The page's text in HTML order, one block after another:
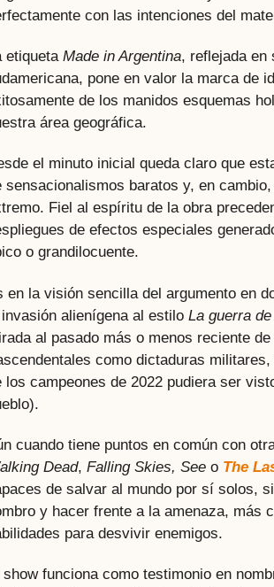
con las intenciones del
etiqueta Made in Argentina, reflejada en
pone en valor la marca de
de los manidos esquemas
área geográfica.
el minuto inicial queda claro que
sensacionalismos baratos y, en
Fiel al espíritu de la obra
de efectos especiales
o grandilocuente.
en la visión sencilla del argumento en
alienígena al estilo La guerra
al pasado más o menos reciente
como dictaduras
los campeones de 2022 pudiera ser
cuando tiene puntos en común con
Dead, Falling Skies, See o The
de salvar al mundo por sí solos,
y hacer frente a la amenaza, más
para desvivir enemigos.
show funciona como testimonio en